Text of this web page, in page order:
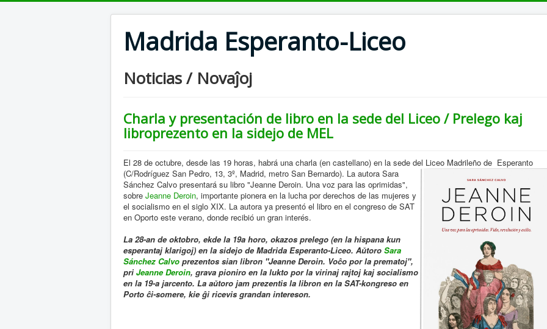
Madrida Esperanto-Liceo
Noticias / Novaĵoj
Charla y presentación de libro en la sede del Liceo / Prelego kaj
libroprezento en la sidejo de MEL
El 28 de octubre, desde las 19 horas, habrá una charla (en castellano) en la sede del Liceo Madrileño de Esperanto
(C/Rodríguez San Pedro, 13, 3º, Madrid, metro San Bernardo). La autora Sara
Sánchez Calvo presentará su libro "Jeanne Deroin. Una voz para las oprimidas",
sobre Jeanne Deroin, importante pionera en la lucha por derechos de las mujeres y
el socialismo en el siglo XIX. La autora ya presentó el libro en el congreso de SAT
en Oporto este verano, donde recibió un gran interés.
La 28-an de oktobro, ekde la 19a horo, okazos prelego (en la hispana kun
esperantaj klarigoj) en la sidejo de Madrida Esperanto-Liceo. Aŭtoro Sara
Sánchez Calvo prezentos sian libron "Jeanne Deroin. Voĉo por la prematoj",
pri Jeanne Deroin, grava pioniro en la lukto por la virinaj rajtoj kaj socialismo
en la 19-a jarcento. La aŭtoro jam prezentis la libron en la SAT-kongreso en
Porto ĉi-somere, kie ĝi ricevis grandan intereson.